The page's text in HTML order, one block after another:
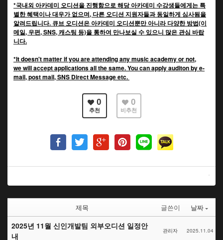
*국내외 아카데미 오디션을 진행함으로 해당 아카데미 수강생들에게는 특
별한 혜택이나 대우가 없으며, 다른 오디션 지원자들과 동일하게 심사됨을
알려드립니다. 큐브 오디션은 아카데미 오디션뿐만 아니라 다양한 방법(이
메일, 우편, SNS, 캐스팅 등)을 통하여 만나보실 수 있으니 많은 관심 바랍
니다.
*It doesn't matter if you are attending any music academy or not,
we will accept applications all the same. You can apply auditon by e-
mail, post mail, SNS Direct Message etc.
0
추천
0
비추천
제목 글쓴이 날짜
2025년 11월 신인개발팀 외부오디션 일정안
내
관리자 2025.11.04